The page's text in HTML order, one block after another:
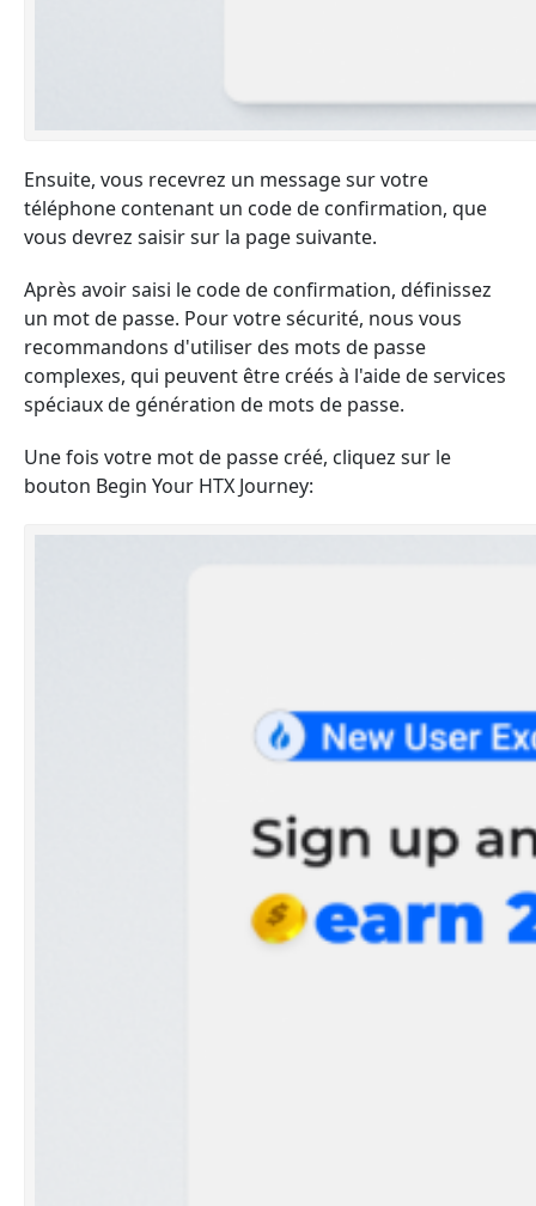
Ensuite, vous recevrez un message sur votre
téléphone contenant un code de confirmation, que
vous devrez saisir sur la page suivante.
Après avoir saisi le code de confirmation, définissez
un mot de passe. Pour votre sécurité, nous vous
recommandons d'utiliser des mots de passe
complexes, qui peuvent être créés à l'aide de services
spéciaux de génération de mots de passe.
Une fois votre mot de passe créé, cliquez sur le
bouton Begin Your HTX Journey: